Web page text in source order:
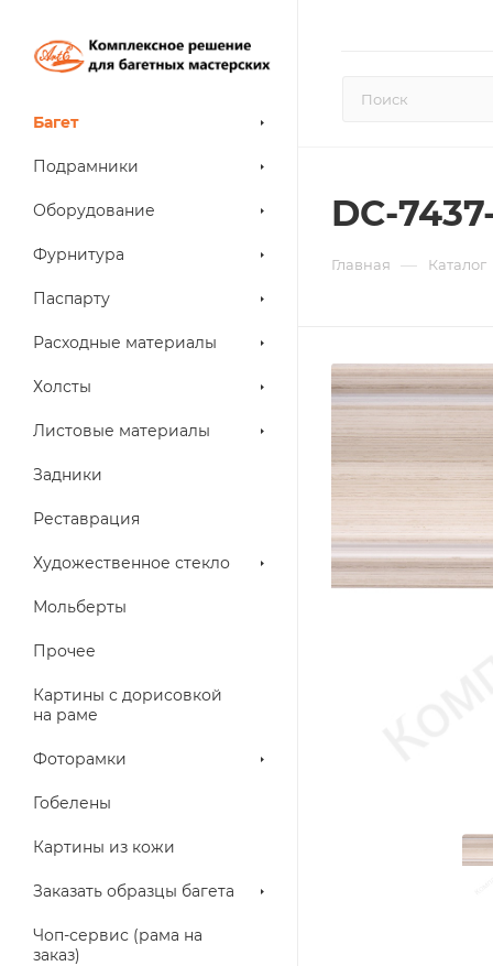
Багет
Подрамники
Оборудование
Фурнитура
Паспарту
Расходные материалы
Холсты
Листовые материалы
Задники
Реставрация
Художественное стекло
Мольберты
Прочее
Картины с дорисовкой
на раме
Фоторамки
Гобелены
Картины из кожи
Заказать образцы багета
Чоп-сервис (рама на
заказ)
DC-
Главная — Каталог